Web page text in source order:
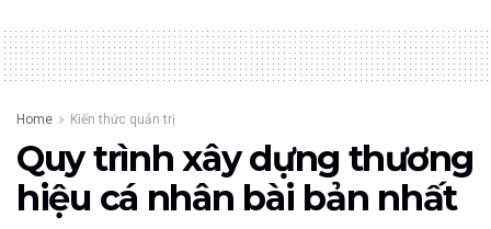
Home Kiến thức quản trị
Quy trình xây dựng thương
hiệu cá nhân bài bản nhất